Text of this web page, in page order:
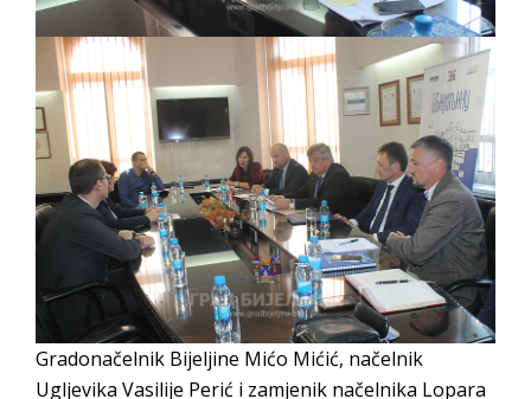
dostupni od 13. marta do 15. novembra
Zahtjev za izdavanje PONOSNE KARTICE
Obavještenje o zabrani saobraćaja 6. i 7.
avgusta
Obavještenje za preduzetnika - Vera Ujić
Gradonačelnik Bijeljine Mićo Mićić, načelnik
Ugljevika Vasilije Perić i zamjenik načelnika Lopara